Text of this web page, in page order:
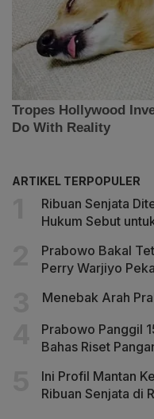
ARTIKEL TERPOPULER
Ribuan Senjata
Hukum Sebut
Prabowo Bakal
Perry Warjiyo
Menebak Arah
Prabowo Panggil
Bahas Riset
Ini Profil Mantan
Ribuan Senjata di